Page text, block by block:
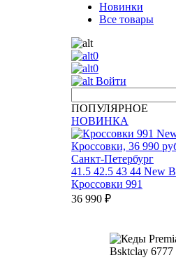
Новинки
Все товары
0
0
Войти
ПОПУЛЯРНОЕ
НОВИНКА
41.5 42.5 43 44 New
Кроссовки 991
36 990 ₽